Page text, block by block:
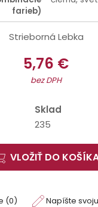
farieb)
Strieborná Lebka
5,76 €
bez DPH
Sklad
235
VLOŽIŤ DO
(0) Napíšte